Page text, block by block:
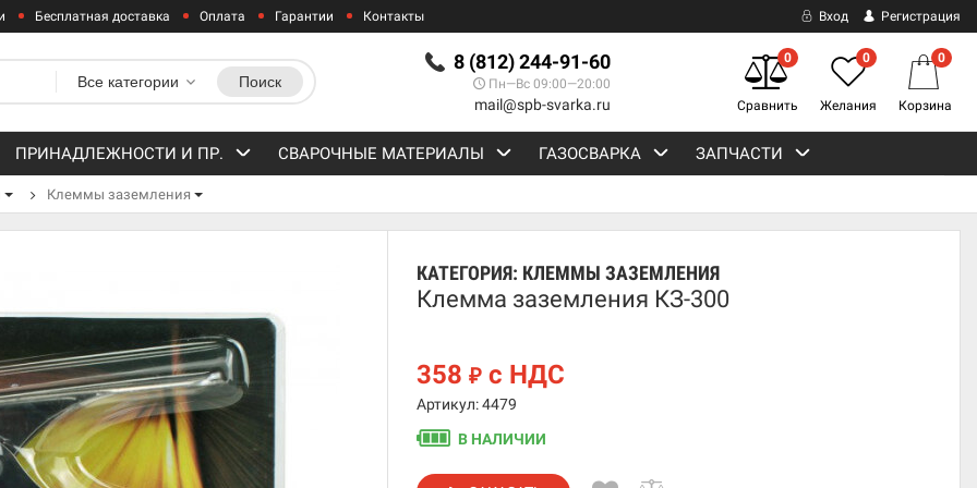
Бесплатная доставка Оплата Гарантии Контакты Вход Регистрация
8 (812) 244-91-60
Пн—Вс 09:00—20:00
mail@spb-svarka.ru
Все категории Поиск
0
Сравнить
0
Желания
0
Корзина
ПРИНАДЛЕЖНОСТИ И ПР. СВАРОЧНЫЕ МАТЕРИАЛЫ ГАЗОСВАРКА ЗАПЧАСТИ
Клеммы заземления
КАТЕГОРИЯ: КЛЕММЫ ЗАЗЕМЛЕНИЯ
Клемма заземления КЗ-300
358₽ с НДС
Артикул: 4479
В НАЛИЧИИ